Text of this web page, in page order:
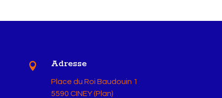
 Adresse
Place du Roi Baudouin 1
5590 CINEY (Plan)